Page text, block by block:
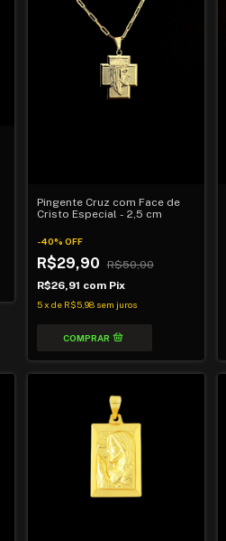
Pingente Cruz com Face de
Cristo Especial - 2,5 cm
-40% OFF
R$29,90
R$50,00
R$26,91 com Pix
5 x de R$5,98 sem juros